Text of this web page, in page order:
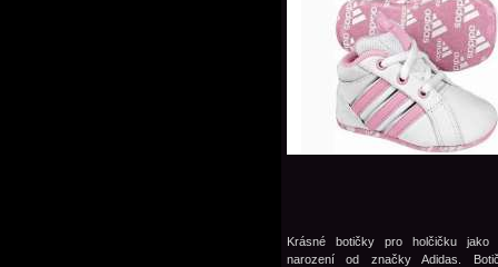
Krásné botičky pro holčičku
narození od značky Adidas.